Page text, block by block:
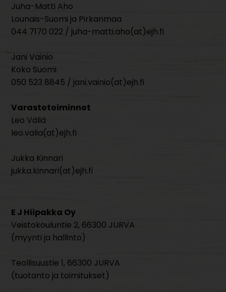
Juha-Matti Aho
Lounais-Suomi ja Pirkanmaa
044 7170 022 / juha-matti.aho(at)ejh.fi
Jani Vainio
Koko Suomi
050 523 8845 / jani.vainio(at)ejh.fi
Varastotoiminnot
Leo Väliä
leo.valia(at)ejh.fi
Jukka Kinnari
jukka.kinnari(at)ejh.fi
E J Hiipakka Oy
Veistokouluntie 2, 66300 JURVA
(myynti ja hallinto)
Teollisuustie 1, 66300 JURVA
(tuotanto ja toimitukset)